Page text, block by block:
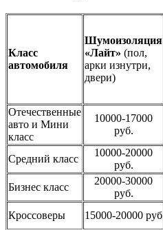
Класс
автомобиля
Шумоизоляция
«Лайт» (пол,
арки изнутри,
двери)
Отечественные
авто и Мини
класс
10000-17000
руб.
Средний класс
10000-20000
руб.
Бизнес класс
20000-30000
руб.
Кроссоверы
15000-20000 руб